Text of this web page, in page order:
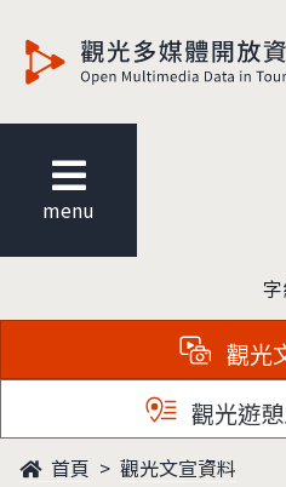
menu
觀光
觀光遊
首頁 觀光文宣資料